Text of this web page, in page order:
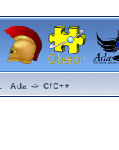
Ada -> C/C++